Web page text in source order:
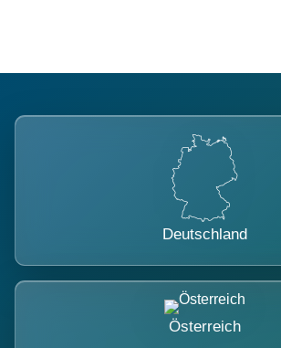
Deutschland
Österreich